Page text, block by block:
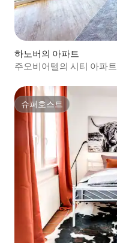
하노버의 아파트
주오비어텔의 시티 아파트
슈퍼호스트
슈퍼호스트